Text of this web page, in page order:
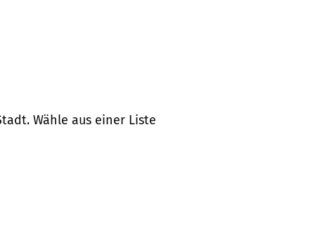
Wähle aus einer Liste